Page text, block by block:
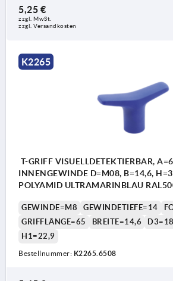
5,25 €
zzgl. MwSt.
zzgl. Versandkosten
K2265
T-GRIFF VISUELLDETEKTIERBAR,
INNENGEWINDE D=M08, B=14,6,
POLYAMID ULTRAMARINBLAU
GEWINDE=M8 GEWINDETIEFE=14
GRIFFLÄNGE=65
BREITE=14,6 D3=18
H1=22,9
Bestellnummer: K2265.6508